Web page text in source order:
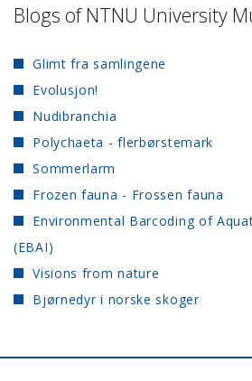
Blogs of NTNU University
Glimt fra samlingene
Evolusjon!
Nudibranchia
Polychaeta - flerbørstemark
Sommerlarm
Frozen fauna - Frossen fauna
Environmental Barcoding of
(EBAI)
Visions from nature
Bjørnedyr i norske skoger